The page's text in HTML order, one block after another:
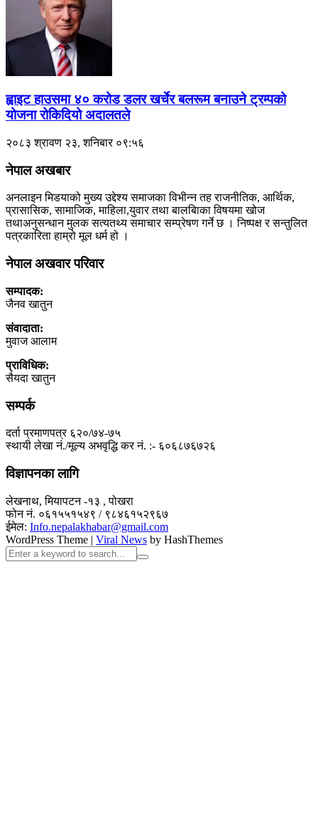
ह्वाइट हाउसमा ४० करोड डलर खर्चेर बलरूम बनाउने ट्रम्पको
योजना रोकिदियो अदालतले
२०८३ श्रावण २३, शनिबार ०९:५६
नेपाल अखबार
अनलाइन मिडयाको मुख्य उद्देश्य समाजका विभीन्न तह राजनीतिक, आर्थिक,
प्रासासिक, सामाजिक, माहिला,युवार तथा बालबािका विषयमा खोज
तथाअनुसन्धान मुलक सत्यतथ्य समाचार सम्प्रेषण गर्ने छ । निष्पक्ष र सन्तुलित
पत्रकारिता हाम्रो मूल धर्म हो ।
नेपाल अखवार परिवार
सम्पादक:
जैनव खातुन
संवादाता:
मुवाज आलाम
प्राविधिक:
सैयदा खातुन
सम्पर्क
दर्ता प्रमाणपत्र ६२०/७४-७५
स्थायी लेखा नं./मूल्य अभवृद्धि कर नं. :- ६०६८७६७२६
विज्ञापनका लागि
लेखनाथ, मियापटन -१३ , पोखरा
फोन नं. ०६१५५१५४९ / ९८४६१५२९६७
ईमेल: Info.nepalakhabar@gmail.com
WordPress Theme | Viral News by HashThemes